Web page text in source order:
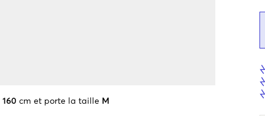
160 cm et porte la taille M